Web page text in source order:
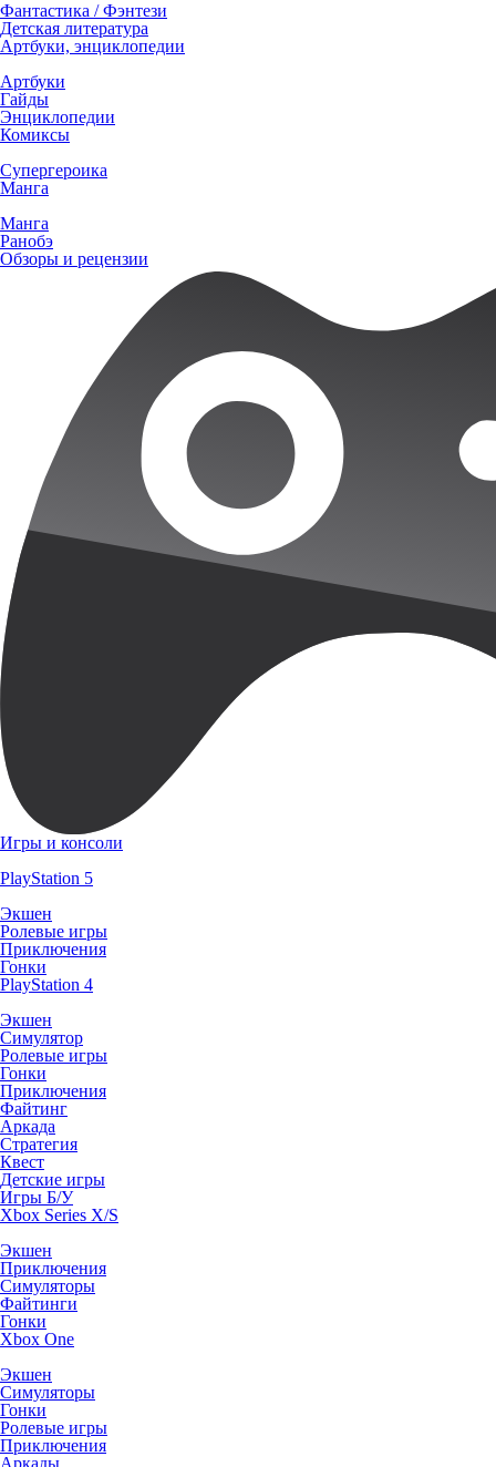
Фантастика / Фэнтези
Детская литература
Артбуки, энциклопедии
Артбуки
Гайды
Энциклопедии
Комиксы
Супергероика
Манга
Манга
Ранобэ
Обзоры и рецензии
Игры и консоли
PlayStation 5
Экшен
Ролевые игры
Приключения
Гонки
PlayStation 4
Экшен
Симулятор
Ролевые игры
Гонки
Приключения
Файтинг
Аркада
Стратегия
Квест
Детские игры
Игры Б/У
Xbox Series X/S
Экшен
Приключения
Симуляторы
Файтинги
Гонки
Xbox One
Экшен
Симуляторы
Гонки
Ролевые игры
Приключения
Аркады